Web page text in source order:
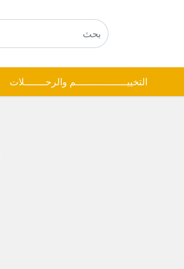
التخييـــــــــــــــــم والرحـــــــلات